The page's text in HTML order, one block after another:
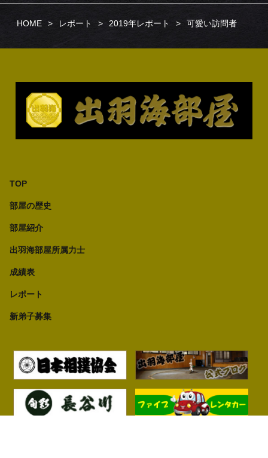
HOME レポート 2019年レポート 可愛い訪問者
TOP
部屋の歴史
部屋紹介
出羽海部屋所属力士
成績表
レポート
新弟子募集